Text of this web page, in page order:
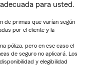
para usted.
de primas que varían según
por el cliente y la
póliza, pero en ese caso el
de seguro no aplicará. Los
y elegibilidad